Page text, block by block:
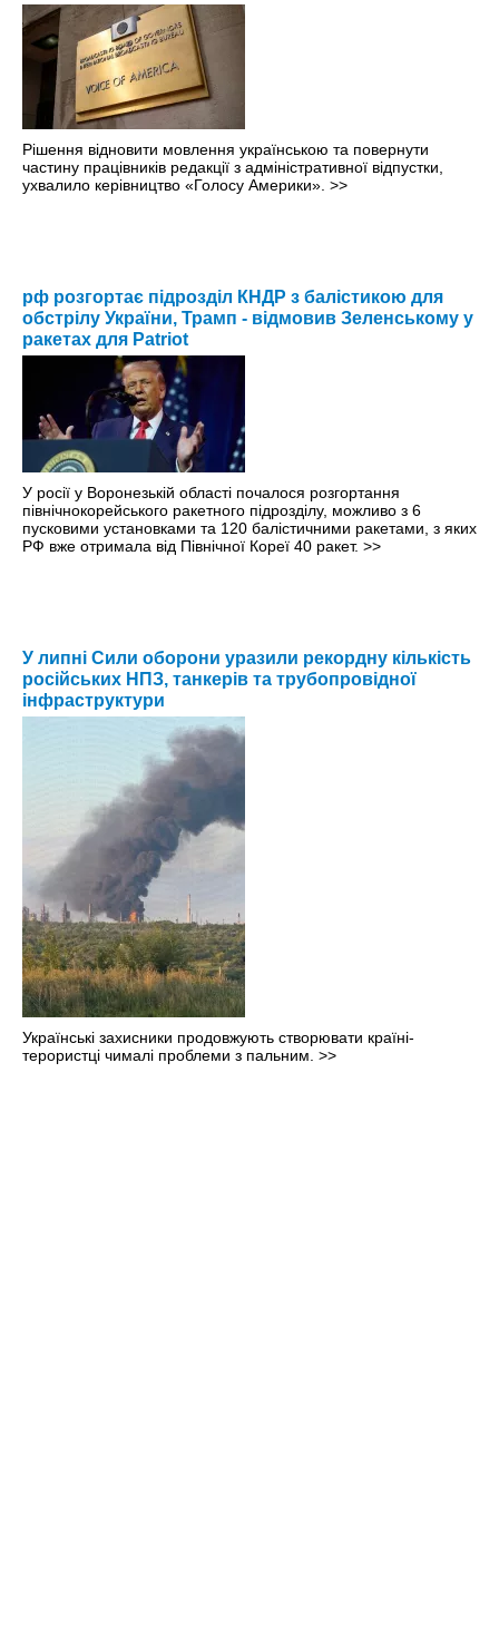
Рішення відновити мовлення українською та повернути
частину працівників редакції з адміністративної відпустки,
ухвалило керівництво «Голосу Америки». >>
рф розгортає підрозділ КНДР з балістикою для
обстрілу України, Трамп - відмовив Зеленському у
ракетах для Patriot
У росії у Воронезькій області почалося розгортання
північнокорейського ракетного підрозділу, можливо з 6
пусковими установками та 120 балістичними ракетами, з яких
РФ вже отримала від Північної Кореї 40 ракет. >>
У липні Сили оборони уразили рекордну кількість
російських НПЗ, танкерів та трубопровідної
інфраструктури
Українські захисники продовжують створювати країні-
терористці чималі проблеми з пальним. >>